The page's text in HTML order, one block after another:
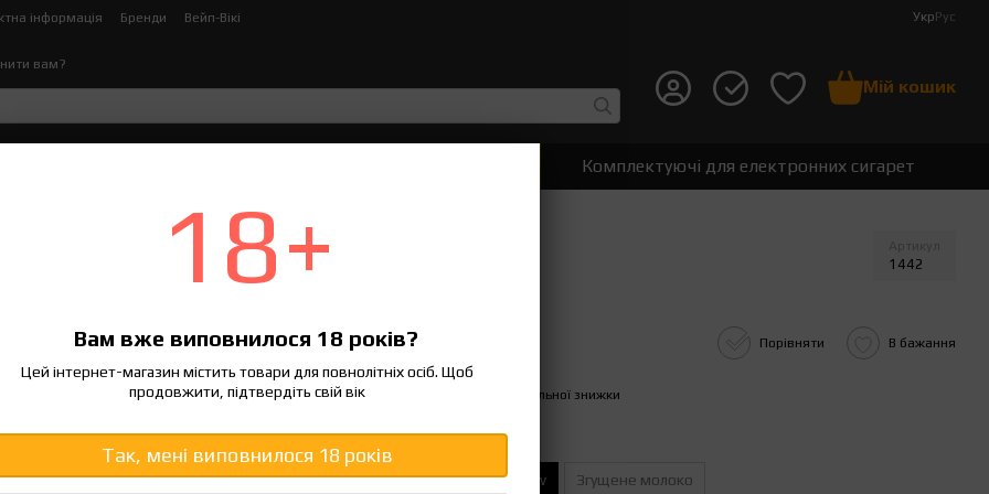
інформація Бренди Вейп-Вікі УкрРус
вам?
Мій кошик
сигарет Комплектуючі для електронних сигарет
2 60 мл Marshmallow, 3 мг 1442
120 грн Порівняти В бажання
% Увійтидля відображення накопичувальної знижки
Смак
Coca Killer surprise Marshmallow Згущене молоко
18+
Вам вже виповнилося 18 років?
Цей інтернет-магазин містить товари для повнолітніх осіб. Щоб
продовжити, підтвердіть свій вік
Так, мені виповнилося 18 років